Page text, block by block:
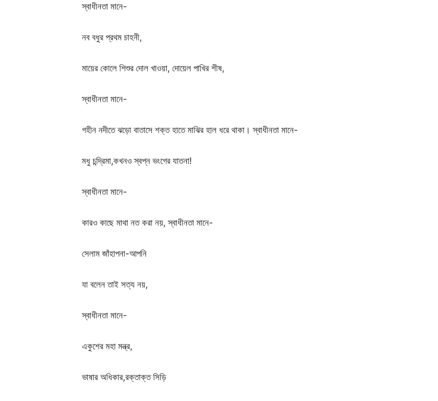
স্বাধীনতা মানে-
নব বধুর প্রথম চাহনী,
মায়ের কোলে শিশুর দোল খাওয়া, দোয়েল পাখির শীষ,
স্বাধীনতা মানে-
গহীন নদীতে ঝড়ো বাতাসে শক্ত হাতে মাঝির হাল ধরে থাকা। স্বাধীনতা মানে-
মধু চন্দ্রিমা,কখনও স্বপ্ন ভংগের যাতনা!
স্বাধীনতা মানে-
কারও কাছে মাথা নত করা নয়, স্বাধীনতা মানে-
সেলাম জাঁহাপনা-আপনি
যা বলেন তাই সত্য নয়,
স্বাধীনতা মানে-
একুশের মহা মন্ত্র,
ভাষার অধিকার,রক্তাক্ত সিড়ি